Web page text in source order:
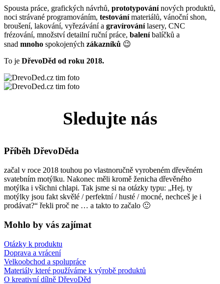
Spousta práce, grafických návrhů, prototypovánínových produktů,
noci strávané programováním, testovánímateriálů, vánoční shon,
broušení, lakování, vyřezávání a gravírovánílasery, CNC
frézování, množství detailní ruční práce, baleníbalíčků a
snad mnoho spokojených zákazníků 😉
To je DřevoDěd od roku 2018.
Sledujte nás
Příběh DřevoDěda
začal v roce 2018 touhou po vlastnoručně vyrobeném dřevěném
svatebním motýlku. Nakonec měli kromě ženicha dřevěného
motýlka i všichni chlapi. Tak jsme si na otázky typu: „Hej, ty
motýlky jsou fakt skvělé / perfektní / husté / mocné, nechceš je i
prodávat?“ řekli proč ne … a takto to začalo 🙂
Mohlo by vás zajímat
Otázky k produktu
Doprava a vrácení
Velkoobchod a spolupráce
Materiály které používáme k výrobě produktů
O kreativní dílně DřevoDěd